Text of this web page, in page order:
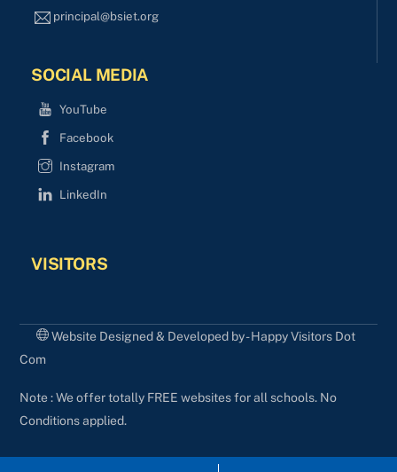
principal@bsiet.org
SOCIAL MEDIA
YouTube
Facebook
Instagram
LinkedIn
VISITORS
Website Designed & Developed by - Happy Visitors Dot
Com
Note : We offer totally FREE websites for all schools. No
Conditions applied.